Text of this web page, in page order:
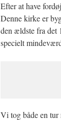
Efter at have
Denne kirke er
den ældste fra det
specielt
Vi tog både en